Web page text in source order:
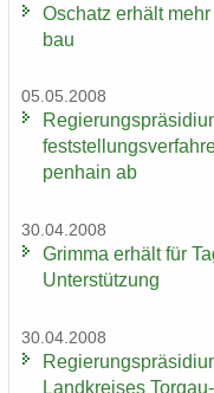
Oschatz er­hält
bau
05.05.2008
pen­hain ab
30.04.2008
Grim­ma er­hält für
Un­ter­stüt­zung
30.04.2008
Land­krei­ses